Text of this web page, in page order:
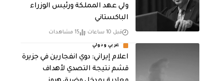
ولي عهد المملكة ورئيس الوزراء
الباكستاني
قبل 10 ساعات 15 مشاهدات
عربي ودولي
اعلام إيراني: دوي انفجارين في جزيرة
قشم نتيجة التصدي لأهداف